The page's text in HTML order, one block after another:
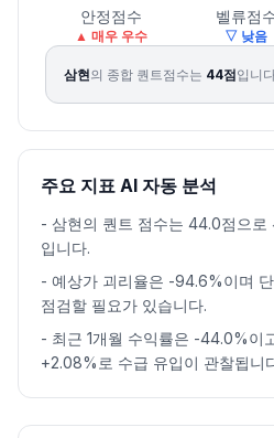
안정점수
▲ 매우 우수
벨류점
▽ 낮음
삼현의 종합 퀀트점수는 44점입니
주요 지표 AI 자동 분석
- 삼현의 퀀트 점수는 44.0점으로
입니다.
- 예상가 괴리율은 -94.6%이며
점검할 필요가 있습니다.
- 최근 1개월 수익률은 -44.0%이
+2.08%로 수급 유입이 관찰됩니